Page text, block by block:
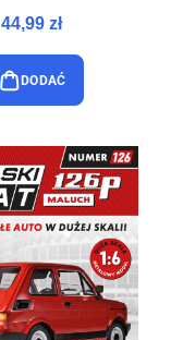
44,99 zł
DODAĆ